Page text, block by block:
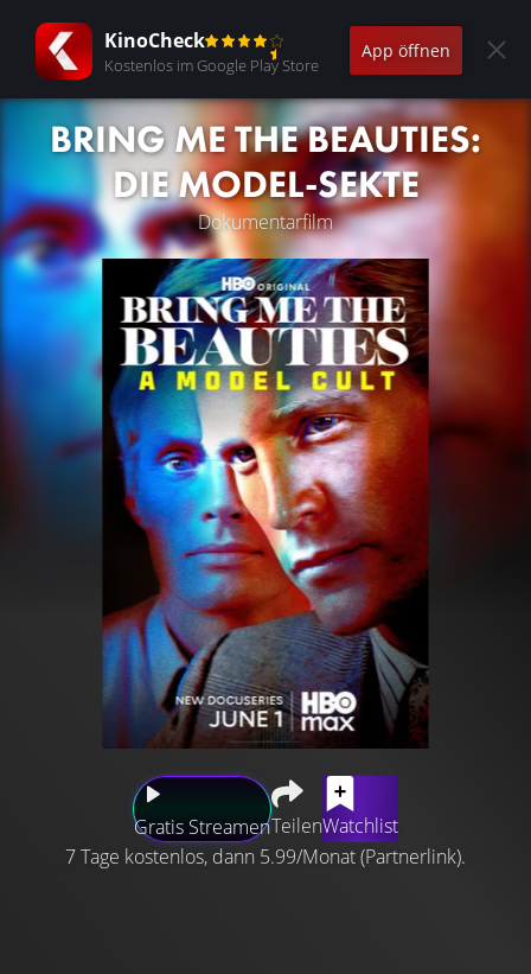
KinoCheck
Kostenlos im Google Play Store
App öffnen
BRING ME THE BEAUTIES:
DIE MODEL-SEKTE
Dokumentarfilm
Gratis StreamenTeilenWatchlist
7 Tage kostenlos, dann 5.99/Monat (Partnerlink).